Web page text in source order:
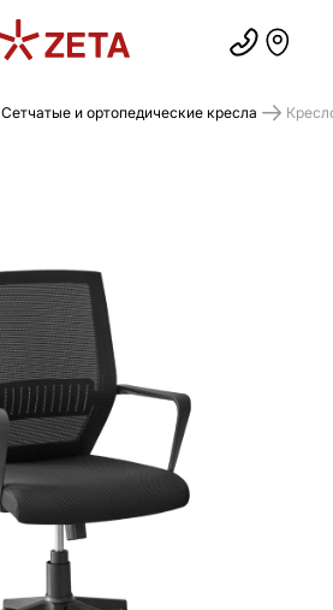
Сетчатые и ортопедические кресла